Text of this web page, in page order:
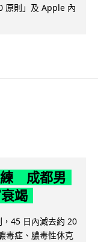
原則」及 Apple 內
練 成都男
竭
45 日內減去約 20
毒症、膿毒性休克